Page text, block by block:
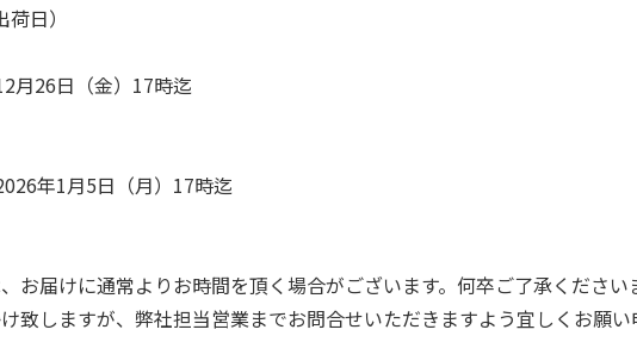
日）
月26日（金）17時迄
年1月5日（月）17時迄
お届けに通常よりお時間を頂く場合がございます。何卒ご了承ください
致しますが、弊社担当営業までお問合せいただきますよう宜しくお願い